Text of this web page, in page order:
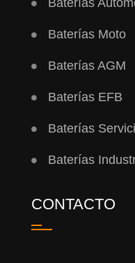
Baterías
Baterías Moto
Baterías AGM
Baterías EFB
Baterías
Baterías
CONTACTO